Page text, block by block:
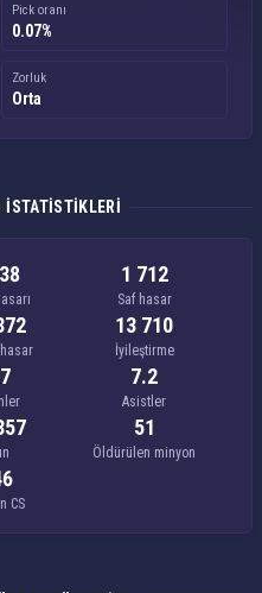
Pick oranı
0.07%
Zorluk
Orta
ISTATISTIKLERI
1 712
Saf hasar
13 710
İyileştirme
7.2
Asistler
51
Öldürülen minyon
CS